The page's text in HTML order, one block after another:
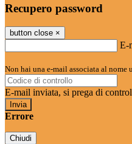
Recupero password
button close ×
E-
Non hai una e-mail associata al nome
E-mail inviata, si prega di
Errore
Chiudi